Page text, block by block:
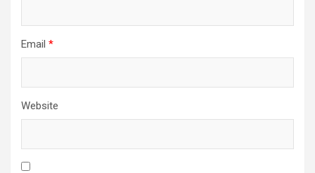
Email *
Website